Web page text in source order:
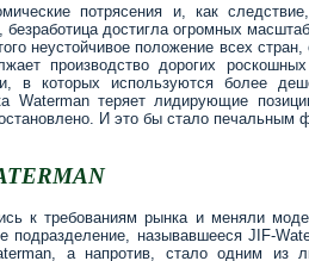
потрясения и, как
достигла огромных
неустойчивое положение всех стран,
производство дорогих роскошных
в которых используются более
Waterman теряет лидирующие
И это бы стало
к требованиям рынка и меняли
подразделение, называвшееся JIF-
а напротив, стало одним из